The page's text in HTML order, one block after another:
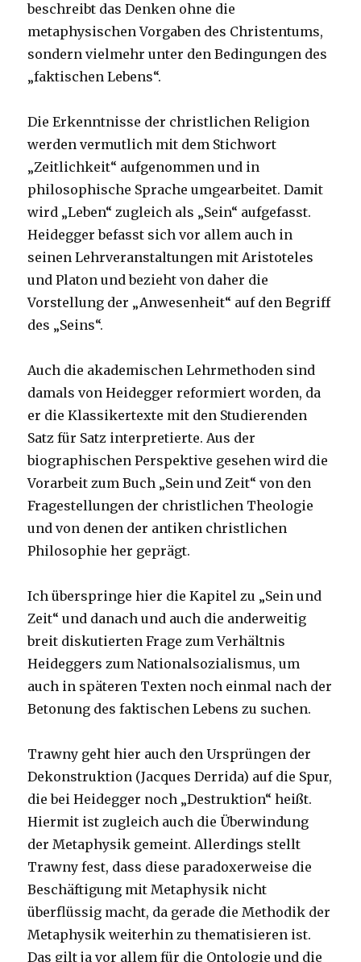
beschreibt das Denken ohne die
metaphysischen Vorgaben des Christentums,
sondern vielmehr unter den Bedingungen des
„faktischen Lebens“.
Die Erkenntnisse der christlichen Religion
werden vermutlich mit dem Stichwort
„Zeitlichkeit“ aufgenommen und in
philosophische Sprache umgearbeitet. Damit
wird „Leben“ zugleich als „Sein“ aufgefasst.
Heidegger befasst sich vor allem auch in
seinen Lehrveranstaltungen mit Aristoteles
und Platon und bezieht von daher die
Vorstellung der „Anwesenheit“ auf den Begriff
des „Seins“.
Auch die akademischen Lehrmethoden sind
damals von Heidegger reformiert worden, da
er die Klassikertexte mit den Studierenden
Satz für Satz interpretierte. Aus der
biographischen Perspektive gesehen wird die
Vorarbeit zum Buch „Sein und Zeit“ von den
Fragestellungen der christlichen Theologie
und von denen der antiken christlichen
Philosophie her geprägt.
Ich überspringe hier die Kapitel zu „Sein und
Zeit“ und danach und auch die anderweitig
breit diskutierten Frage zum Verhältnis
Heideggers zum Nationalsozialismus, um
auch in späteren Texten noch einmal nach der
Betonung des faktischen Lebens zu suchen.
Trawny geht hier auch den Ursprüngen der
Dekonstruktion (Jacques Derrida) auf die Spur,
die bei Heidegger noch „Destruktion“ heißt.
Hiermit ist zugleich auch die Überwindung
der Metaphysik gemeint. Allerdings stellt
Trawny fest, dass diese paradoxerweise die
Beschäftigung mit Metaphysik nicht
überflüssig macht, da gerade die Methodik der
Metaphysik weiterhin zu thematisieren ist.
Das gilt ja vor allem für die Ontologie und die